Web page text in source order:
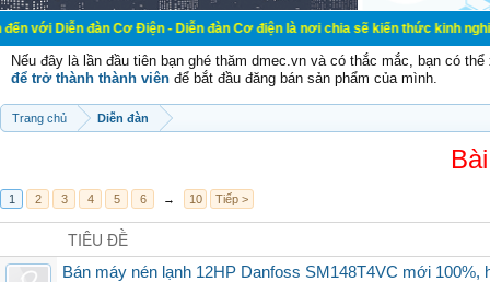
đàn Cơ Điện - Diễn đàn Cơ điện là nơi chia sẽ kiến thức kinh nghiệm
Nếu đây là lần đầu tiên bạn ghé thăm dmec.vn và có thắc mắc, bạn có
để trở thành thành viên để bắt đầu đăng bán sản phẩm của mình.
Trang chủ Diễn đàn
1 2 3 4 5 6 → 10 Tiếp >
TIÊU ĐỀ
Bán máy nén lạnh 12HP Danfoss SM148T4VC mới